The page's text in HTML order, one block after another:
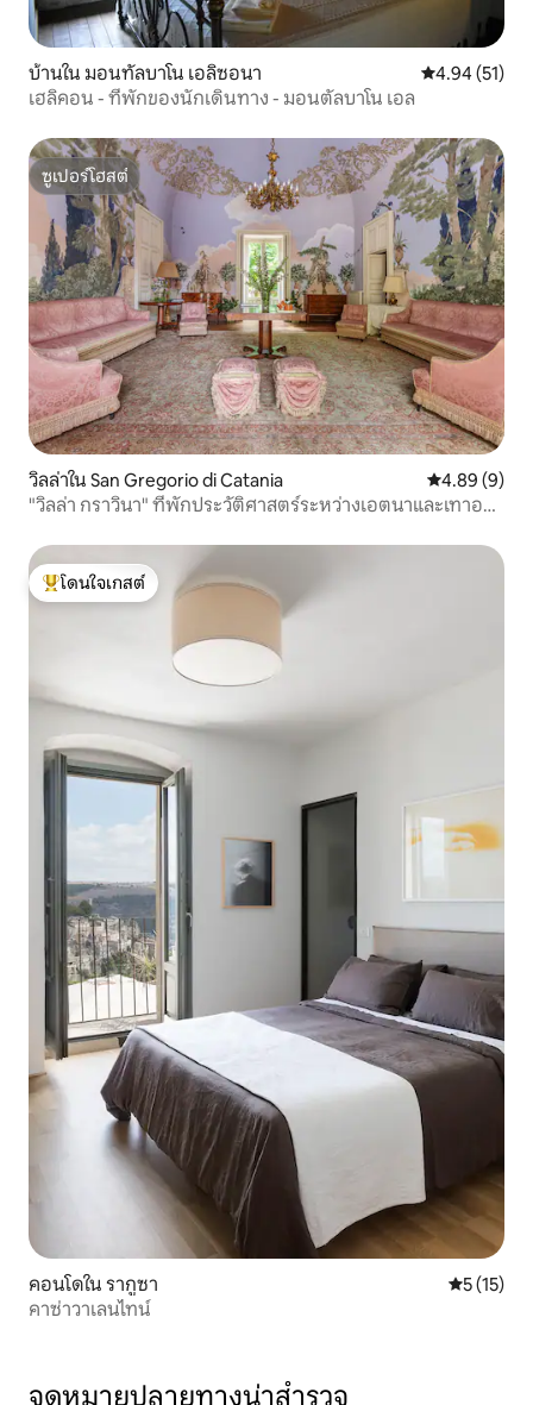
บ้านใน มอนทัลบาโน เอลิซอนา คะแนนเฉลี่ย
4.94 (51)
เฮลิคอน - ที่พักของนักเดินทาง - มอนตัลบาโน เอล
ซูเปอร์โฮสต์
ซูเปอร์โฮสต์
วิลล่าใน San Gregorio di Catania คะแนนเฉลี่ย
4.89 (9)
"วิลล่า กราวินา" ที่พักประวัติศาสตร์ระหว่างเอตนาและเทาอร์มิ
โดนใจเกสต์ที่สุด
โดนใจเกสต์
คอนโดใน รากูซา คะแนนเฉลี่
5 (15)
คาซ่าวาเลนไทน์
จุดหมายปลายทางน่าสำรวจ